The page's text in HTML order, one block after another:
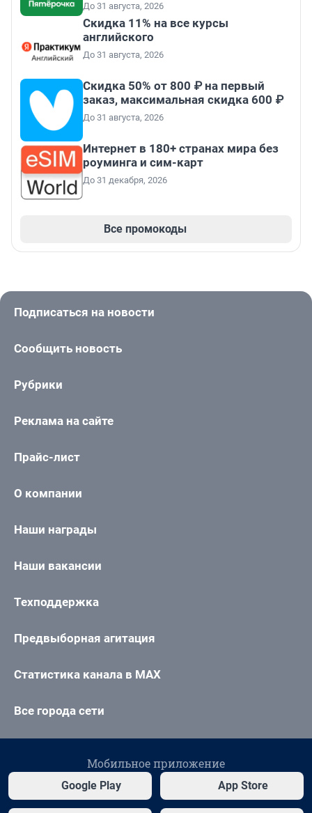
До 31 августа, 2026
Скидка 11% на все курсы
английского
До 31 августа, 2026
Скидка 50% от 800 ₽ на первый
заказ, максимальная скидка 600 ₽
До 31 августа, 2026
Интернет в 180+ странах мира без
роуминга и сим-карт
До 31 декабря, 2026
Все промокоды
Подписаться на новости
Сообщить новость
Рубрики
Реклама на сайте
Прайс-лист
О компании
Наши награды
Наши вакансии
Техподдержка
Предвыборная агитация
Статистика канала в MAX
Все города сети
Мобильное приложение
Google Play App Store